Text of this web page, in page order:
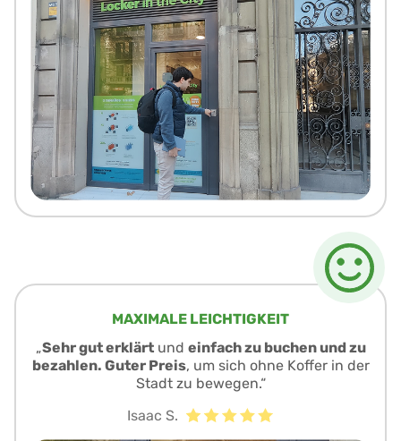
MAXIMALE LEICHTIGKEIT
„Sehr gut erklärtund einfach zu buchen und zu
bezahlen. Guter Preis, um sich ohne Koffer in der
Stadt zu bewegen.“
Isaac S.